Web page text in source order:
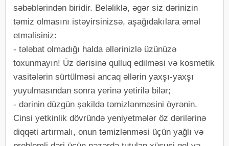
səbəblərindən biridir. Beləliklə, əgər siz dərinizin
təmiz olmasını istəyirsinizsə, aşağıdakılara əməl
etməlisiniz:
- tələbat olmadığı halda əllərinizlə üzünüzə
toxunmayın! Üz dərisinə qulluq edilməsi və kosmetik
vasitələrin sürtülməsi ancaq əllərin yaxşı-yaxşı
yuyulmasından sonra yerinə yetirilə bilər;
- dərinin düzgün şəkildə təmizlənməsini öyrənin.
Cinsi yetkinlik dövründə yeniyetmələr öz dərilərinə
diqqəti artırmalı, onun təmizlənməsi üçün yağlı və